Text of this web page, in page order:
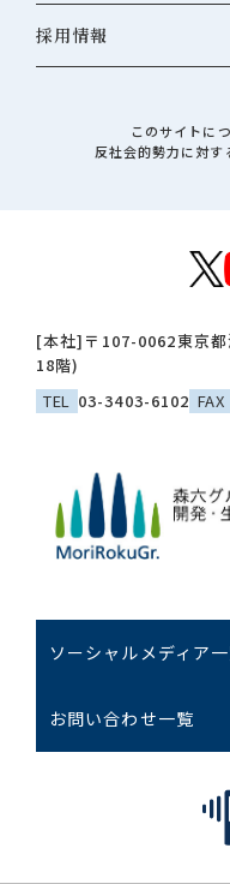
[本社] 〒107-0062東京
18階)
TEL 03-3403-6102 FAX
ソーシャルメディア
お問い合わせ一覧
採用情報
このサイトに
反社会的勢力に対す